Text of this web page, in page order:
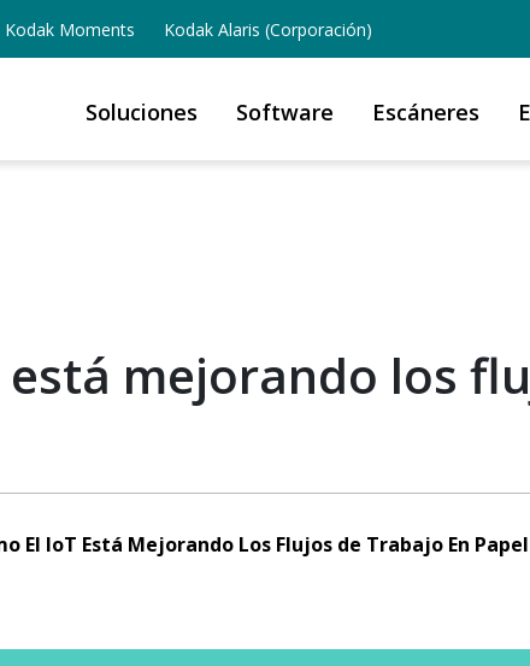
Kodak Moments Kodak Alaris (Corporación)
Soluciones Software Escáneres
está mejorando los
El IoT Está Mejorando Los Flujos de Trabajo En Papel